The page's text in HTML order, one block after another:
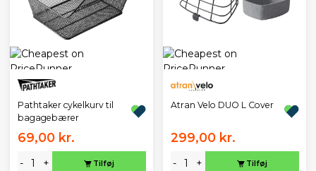
Pathtaker cykelkurv til
bagagebærer
69,00 kr.
- + Tilføj
Atran Velo DUO L Cover
299,00 kr.
- + Tilføj